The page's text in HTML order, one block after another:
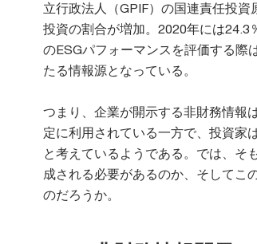
立行政法人（GPIF）の国連責任投
投資の割合が増加。2020年には24.3
のESGパフォーマンスを評価する際
たる情報源となっている。
つまり、企業が開示する非財務情報
定に利用されている一方で、投資家
と考えているようである。では、そ
成される必要があるのか、そしてこ
のだろうか。